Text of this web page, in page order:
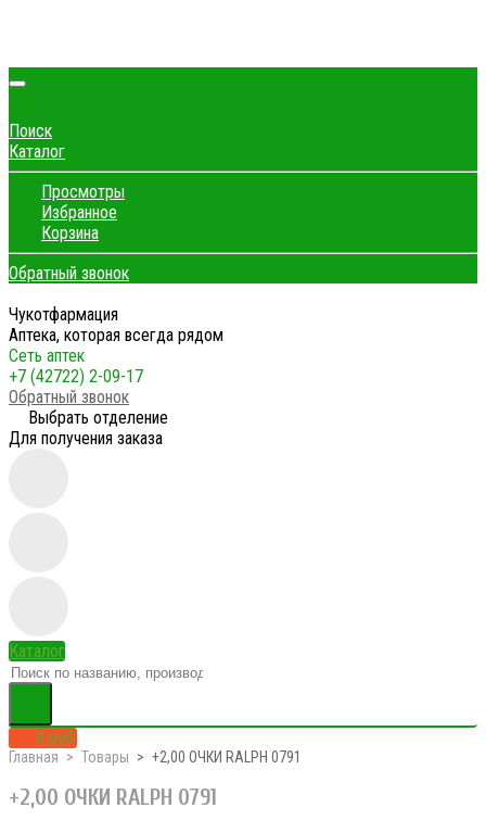
Поиск
Каталог
Просмотры
Избранное
Корзина
Обратный звонок
Чукотфармация
Аптека, которая всегда рядом
Сеть аптек
+7 (42722) 2-09-17
Обратный звонок
Выбрать отделение
Для получения заказа
Каталог
0 руб.
Главная Товары +2,00 ОЧКИ RALPH 0791
+2,00 ОЧКИ RALPH 0791